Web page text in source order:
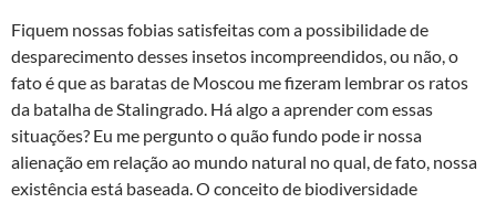
Fiquem nossas fobias satisfeitas com a possibilidade de
desparecimento desses insetos incompreendidos, ou não, o
fato é que as baratas de Moscou me fizeram lembrar os ratos
da batalha de Stalingrado. Há algo a aprender com essas
situações? Eu me pergunto o quão fundo pode ir nossa
alienação em relação ao mundo natural no qual, de fato, nossa
existência está baseada. O conceito de biodiversidade